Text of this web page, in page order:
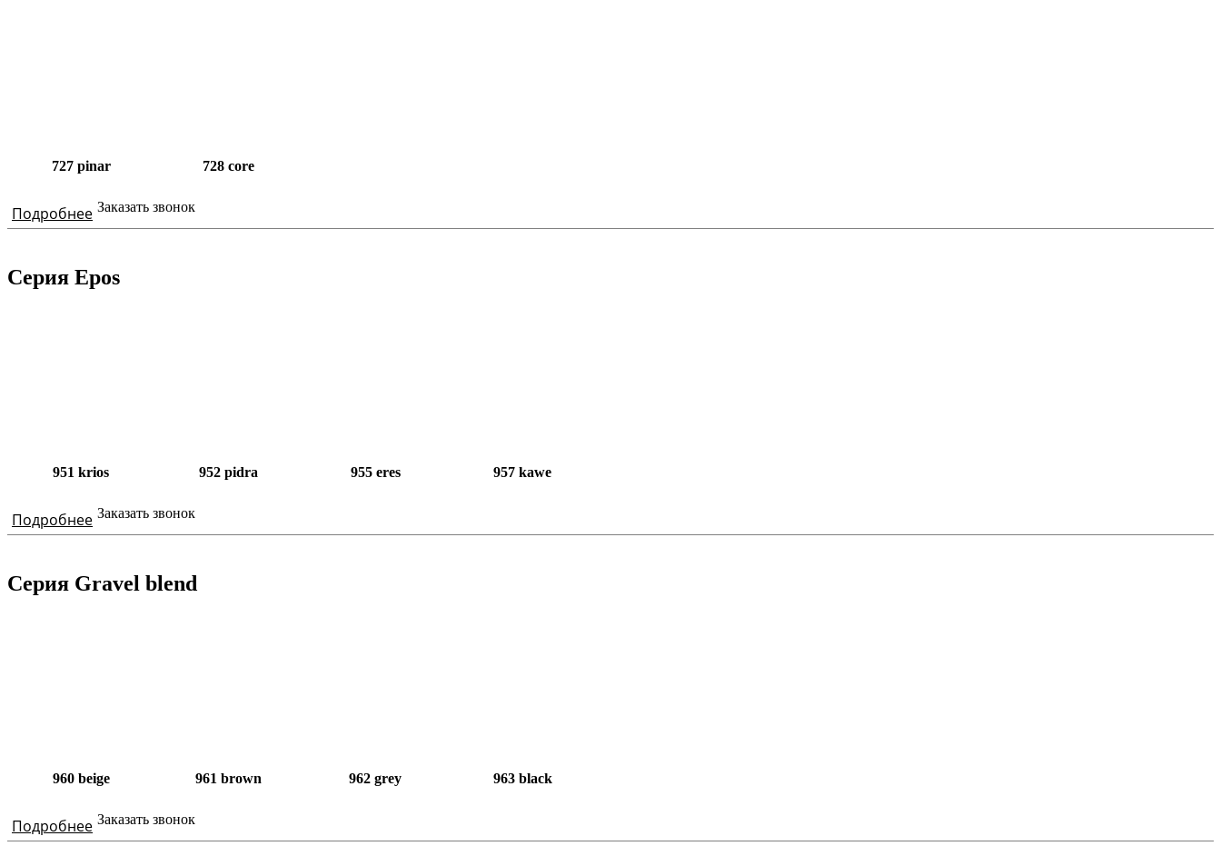
727 pinar 728 core
Подробнее Заказать звонок
Серия Epos
951 krios 952 pidra 955 eres 957 kawe
Подробнее Заказать звонок
Серия Gravel blend
960 beige 961 brown 962 grey 963 black
Подробнее Заказать звонок